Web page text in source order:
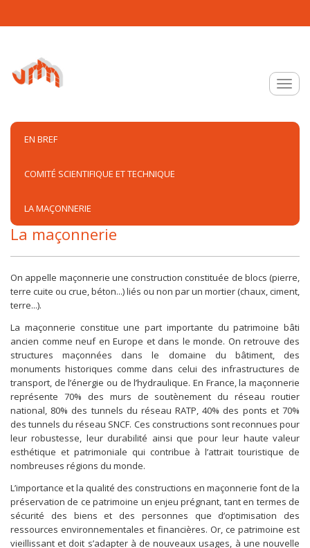
EN BREF
COMITÉ SCIENTIFIQUE ET TECHNIQUE
LA MAÇONNERIE
La maçonnerie
On appelle maçonnerie une construction constituée de blocs (pierre,
terre cuite ou crue, béton...) liés ou non par un mortier (chaux, ciment,
terre...).
La maçonnerie constitue une part importante du patrimoine bâti
ancien comme neuf en Europe et dans le monde. On retrouve des
structures maçonnées dans le domaine du bâtiment, des
monuments historiques comme dans celui des infrastructures de
transport, de l’énergie ou de l’hydraulique. En France, la maçonnerie
représente 70% des murs de soutènement du réseau routier
national, 80% des tunnels du réseau RATP, 40% des ponts et 70%
des tunnels du réseau SNCF. Ces constructions sont reconnues pour
leur robustesse, leur durabilité ainsi que pour leur haute valeur
esthétique et patrimoniale qui contribue à l’attrait touristique de
nombreuses régions du monde.
L’importance et la qualité des constructions en maçonnerie font de la
préservation de ce patrimoine un enjeu prégnant, tant en termes de
sécurité des biens et des personnes que d’optimisation des
ressources environnementales et financières. Or, ce patrimoine est
vieillissant et doit s’adapter à de nouveaux usages, à une nouvelle